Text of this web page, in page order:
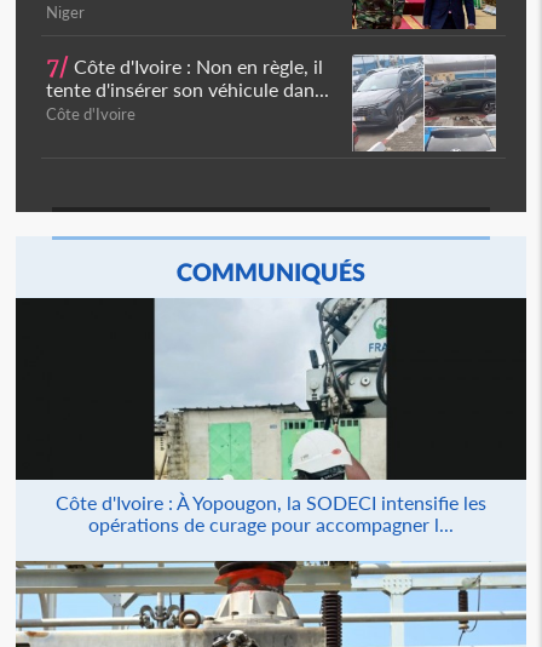
Niger
7/ Côte d'Ivoire : Non en règle, il
tente d'insérer son véhicule dan...
Côte d'Ivoire
COMMUNIQUÉS
Côte d'Ivoire : À Yopougon, la SODECI intensifie les
opérations de curage pour accompagner l...